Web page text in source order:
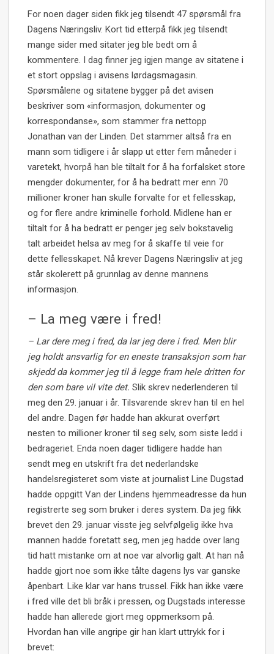
For noen dager siden fikk jeg tilsendt 47 spørsmål fra
Dagens Næringsliv. Kort tid etterpå fikk jeg tilsendt
mange sider med sitater jeg ble bedt om å
kommentere. I dag finner jeg igjen mange av sitatene i
et stort oppslag i avisens lørdagsmagasin.
Spørsmålene og sitatene bygger på det avisen
beskriver som «informasjon, dokumenter og
korrespondanse», som stammer fra nettopp
Jonathan van der Linden. Det stammer altså fra en
mann som tidligere i år slapp ut etter fem måneder i
varetekt, hvorpå han ble tiltalt for å ha forfalsket store
mengder dokumenter, for å ha bedratt mer enn 70
millioner kroner han skulle forvalte for et fellesskap,
og for flere andre kriminelle forhold. Midlene han er
tiltalt for å ha bedratt er penger jeg selv bokstavelig
talt arbeidet helsa av meg for å skaffe til veie for
dette fellesskapet. Nå krever Dagens Næringsliv at jeg
står skolerett på grunnlag av denne mannens
informasjon.
– La meg være i fred!
– Lar dere meg i fred, da lar jeg dere i fred. Men blir
jeg holdt ansvarlig for en eneste transaksjon som har
skjedd da kommer jeg til å legge fram hele dritten for
den som bare vil vite det. Slik skrev nederlenderen til
meg den 29. januar i år. Tilsvarende skrev han til en hel
del andre. Dagen før hadde han akkurat overført
nesten to millioner kroner til seg selv, som siste ledd i
bedrageriet. Enda noen dager tidligere hadde han
sendt meg en utskrift fra det nederlandske
handelsregisteret som viste at journalist Line Dugstad
hadde oppgitt Van der Lindens hjemmeadresse da hun
registrerte seg som bruker i deres system. Da jeg fikk
brevet den 29. januar visste jeg selvfølgelig ikke hva
mannen hadde foretatt seg, men jeg hadde over lang
tid hatt mistanke om at noe var alvorlig galt. At han nå
hadde gjort noe som ikke tålte dagens lys var ganske
åpenbart. Like klar var hans trussel. Fikk han ikke være
i fred ville det bli bråk i pressen, og Dugstads interesse
hadde han allerede gjort meg oppmerksom på.
Hvordan han ville angripe gir han klart uttrykk for i
brevet: